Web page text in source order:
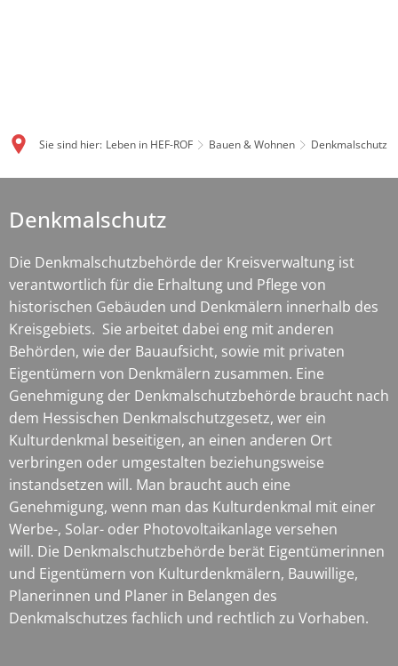
Sie sind hier: Leben in HEF-ROF Bauen & Wohnen Denkmalschutz
Denkmalschutz
Die Denkmalschutzbehörde der Kreisverwaltung ist
verantwortlich für die Erhaltung und Pflege von
historischen Gebäuden und Denkmälern innerhalb des
Kreisgebiets. Sie arbeitet dabei eng mit anderen
Behörden, wie der Bauaufsicht, sowie mit privaten
Eigentümern von Denkmälern zusammen. Eine
Genehmigung der Denkmalschutzbehörde braucht nach
dem Hessischen Denkmalschutzgesetz, wer ein
Kulturdenkmal beseitigen, an einen anderen Ort
verbringen oder umgestalten beziehungsweise
instandsetzen will. Man braucht auch eine
Genehmigung, wenn man das Kulturdenkmal mit einer
Werbe-, Solar- oder Photovoltaikanlage versehen
will. Die Denkmalschutzbehörde berät Eigentümerinnen
und Eigentümern von Kulturdenkmälern, Bauwillige,
Planerinnen und Planer in Belangen des
Denkmalschutzes fachlich und rechtlich zu Vorhaben.